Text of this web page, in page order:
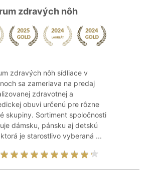
zdravých nôh
zdravých nôh sídliace v
sa zameriava na predaj
zdravotnej a
obuvi určenú pre rôzne
skupiny. Sortiment spoločnosti
dámsku, pánsku aj detskú
je starostlivo vyberaná ...